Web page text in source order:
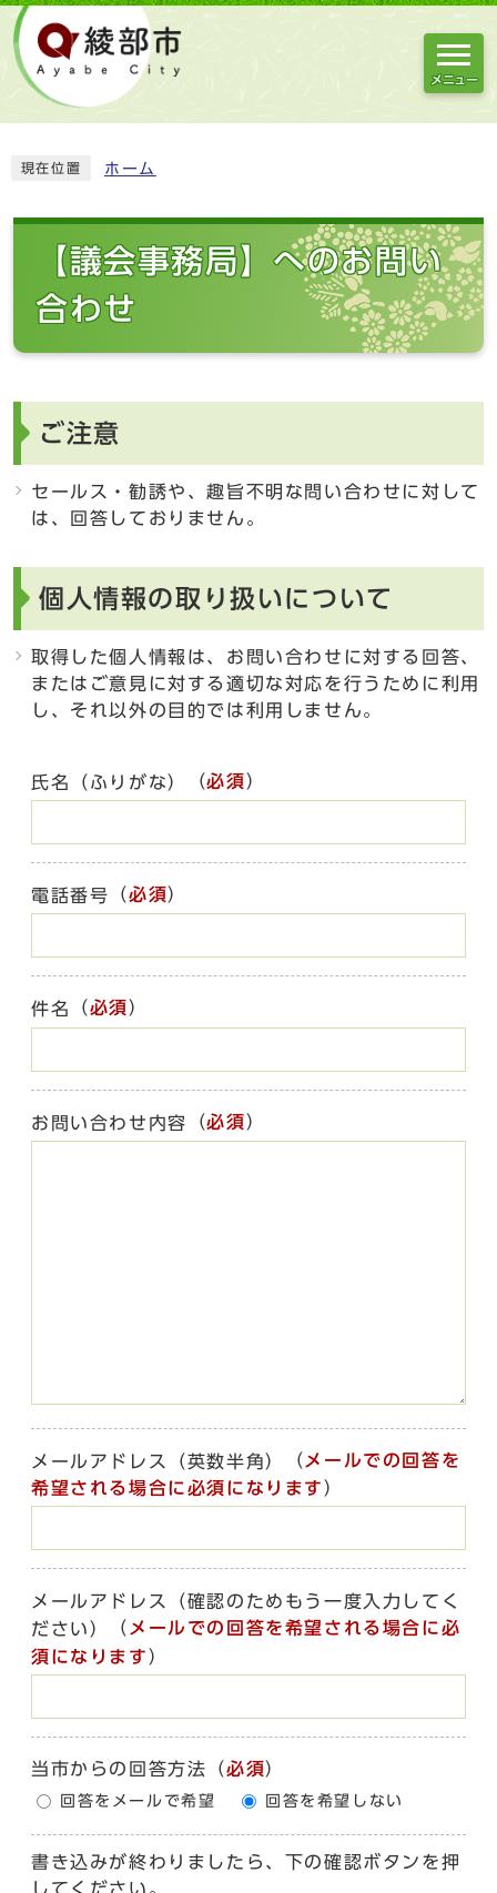
メニュー
現在位置 ホーム
【議会事務局】へのお問い
合わせ
ご注意
セールス・勧誘や、趣旨不明な問い合わせに対して
は、回答しておりません。
個人情報の取り扱いについて
取得した個人情報は、お問い合わせに対する回答、
またはご意見に対する適切な対応を行うために利用
し、それ以外の目的では利用しません。
氏名（ふりがな） （必須）
電話番号 （必須）
件名 （必須）
お問い合わせ内容 （必須）
メールアドレス（英数半角） （ メールでの回答を
希望される場合に必須になります ）
メールアドレス（確認のためもう一度入力してく
ださい）
（ メールでの回答を希望される場合に必
須になります ）
当市からの回答方法 （必須）
回答をメールで希望 回答を希望しない
書き込みが終わりましたら、下の確認ボタンを押
してください。